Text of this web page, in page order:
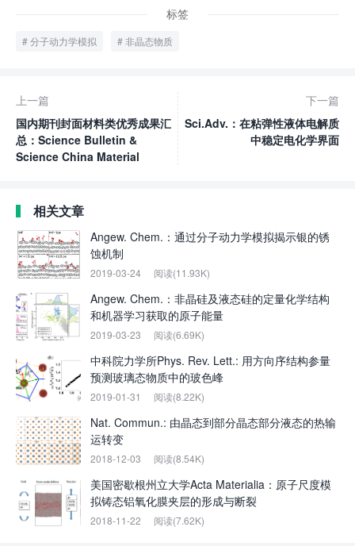
标签
分子动力学模拟 非晶态物质
上一篇
国内期刊封面材料类优秀成果汇
总：Science Bulletin &
Science China Material
下一篇
Sci.Adv.：在粘弹性液体电解质
中稳定电化学界面
相关文章
Angew. Chem.：通过分子动力学模拟揭示银的锈
蚀机制
2019-03-24 阅读(11.93K)
Angew. Chem.：非晶硅及液态硅的定量化学结构
和机器学习获取的原子能量
2019-03-23 阅读(6.69K)
中科院力学所Phys. Rev. Lett.: 用方向序结构参量
预测玻璃态物质中的玻色峰
2019-01-31 阅读(8.22K)
Nat. Commun.: 由晶态到部分晶态部分液态的热输
运转变
2018-12-03 阅读(8.54K)
美国密歇根州立大学Acta Materialia：原子尺度模
拟铸态铝氧化膜夹层的形成与断裂
2018-11-22 阅读(7.62K)